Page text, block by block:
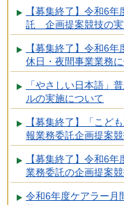
【募集終了】令和6
託 企画提案競技の実
【募集終了】令和6
休日・夜間事業業務
「やさしい日本語」
ルの実施について
【募集終了】「こど
報業務委託企画提案
【募集終了】令和6
業務委託の企画提案
令和6年度ケアラー月